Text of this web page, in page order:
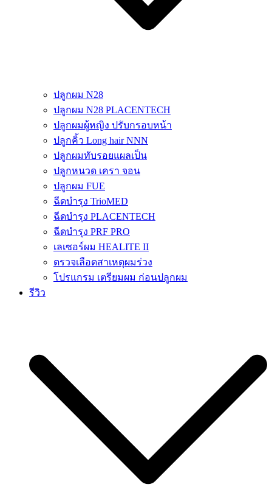
ปลูกผม N28
ปลูกผม N28 PLACENTECH
ปลูกผมผู้หญิง ปรับกรอบหน้า
ปลูกคิ้ว Long hair NNN
ปลูกผมทับรอยแผลเป็น
ปลูกหนวด เครา จอน
ปลูกผม FUE
ฉีดบำรุง TrioMED
ฉีดบำรุง PLACENTECH
ฉีดบำรุง PRF PRO
เลเซอร์ผม HEALITE II
ตรวจเลือดสาเหตุผมร่วง
โปรแกรม เตรียมผม ก่อนปลูกผม
รีวิว